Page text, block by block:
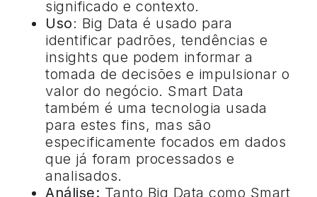
significado e contexto.
Uso: Big Data é usado para
identificar padrões, tendências e
insights que podem informar a
tomada de decisões e impulsionar o
valor do negócio. Smart Data
também é uma tecnologia usada
para estes fins, mas são
especificamente focados em dados
que já foram processados e
analisados.
Análise: Tanto Big Data como Smart